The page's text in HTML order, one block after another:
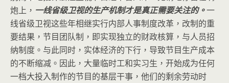
炮上， 一线省级卫视的生产机制才是真正需要关注的。一
线省级卫视这些年相继实行内部人事制度改革，改制的重
要结果，节目团队制，即实现独立的财政核算，与人员招
纳制度。与此同时，实体经济的下行，导致节目生产成本
的不断缩减。因此，大量临时工和实习生，开始成为任何
一档大投入制作的节目的基层干事，他们的剩余劳动时